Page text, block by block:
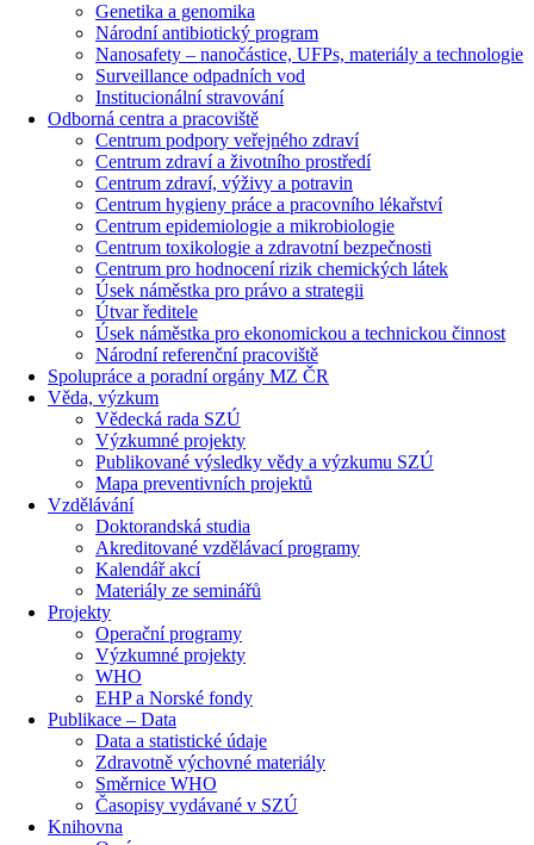
Genetika a genomika
Národní antibiotický program
Nanosafety – nanočástice, UFPs, materiály a technologie
Surveillance odpadních vod
Institucionální stravování
Odborná centra a pracoviště
Centrum podpory veřejného zdraví
Centrum zdraví a životního prostředí
Centrum zdraví, výživy a potravin
Centrum hygieny práce a pracovního lékařství
Centrum epidemiologie a mikrobiologie
Centrum toxikologie a zdravotní bezpečnosti
Centrum pro hodnocení rizik chemických látek
Úsek náměstka pro právo a strategii
Útvar ředitele
Úsek náměstka pro ekonomickou a technickou činnost
Národní referenční pracoviště
Spolupráce a poradní orgány MZ ČR
Věda, výzkum
Vědecká rada SZÚ
Výzkumné projekty
Publikované výsledky vědy a výzkumu SZÚ
Mapa preventivních projektů
Vzdělávání
Doktorandská studia
Akreditované vzdělávací programy
Kalendář akcí
Materiály ze seminářů
Projekty
Operační programy
Výzkumné projekty
WHO
EHP a Norské fondy
Publikace – Data
Data a statistické údaje
Zdravotně výchovné materiály
Směrnice WHO
Časopisy vydávané v SZÚ
Knihovna